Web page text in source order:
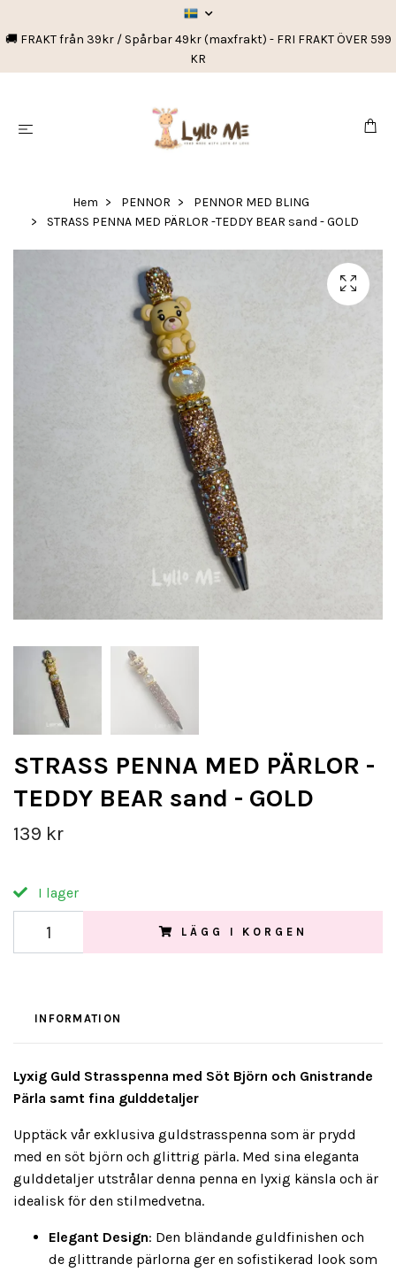
🚚 FRAKT från 39kr / Spårbar 49kr (maxfrakt) - FRI FRAKT ÖVER 599
KR
Hem PENNOR
PENNOR MED BLING
STRASS PENNA MED PÄRLOR -TEDDY BEAR sand - GOLD
STRASS PENNA MED PÄRLOR -
TEDDY BEAR sand - GOLD
139 kr
I lager
LÄGG I KORGEN
INFORMATION
Lyxig Guld Strasspenna med Söt Björn och Gnistrande
Pärla samt fina gulddetaljer
Upptäck vår exklusiva guldstrasspenna som är prydd
med en söt björn och glittrig pärla. Med sina eleganta
gulddetaljer utstrålar denna penna en lyxig känsla och är
idealisk för den stilmedvetna.
Elegant Design: Den bländande guldfinishen och
de glittrande pärlorna ger en sofistikerad look som